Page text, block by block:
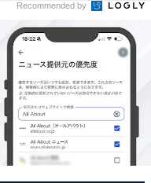
Recommended by